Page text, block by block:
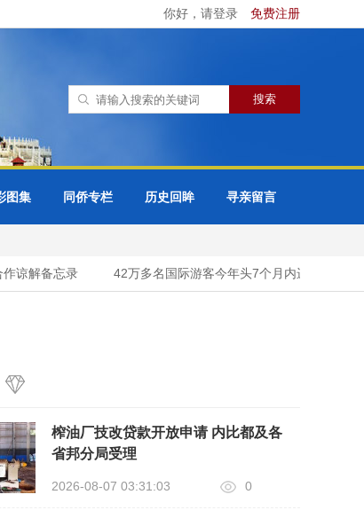
你好，请登录 免费注册
图集 同侨专栏 历史回眸 寻亲留言
解备忘录 42万多名国际游客今年头7个月内进入柬埔寨吴
榨油厂技改贷款开放申请 内比都及各
省邦分局受理
2026-08-07 03:31:03 0